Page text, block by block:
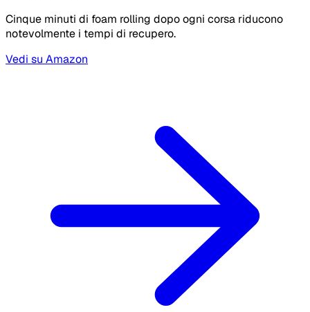
Cinque minuti di foam rolling dopo ogni corsa riducono
notevolmente i tempi di recupero.
Vedi su Amazon